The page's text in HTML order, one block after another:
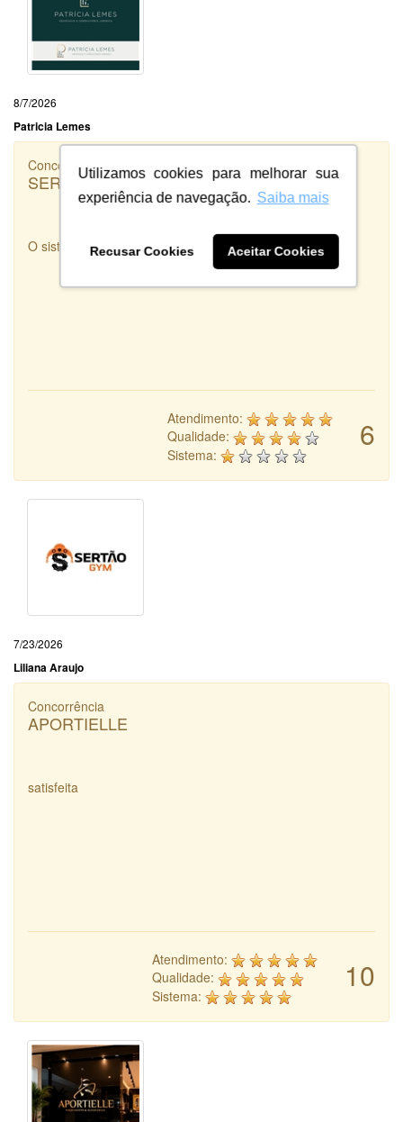
Utilizamos cookies para melhorar sua
experiência de navegação. Saiba mais
Recusar Cookies Aceitar Cookies
8/7/2026
Patricia Lemes
Concorrência
SERTÃO GYM
O sistema estava travando muito dessa vez
6
Atendimento:
Qualidade:
Sistema:
7/23/2026
Liliana Araujo
Concorrência
APORTIELLE
satisfeita
10
Atendimento:
Qualidade:
Sistema: